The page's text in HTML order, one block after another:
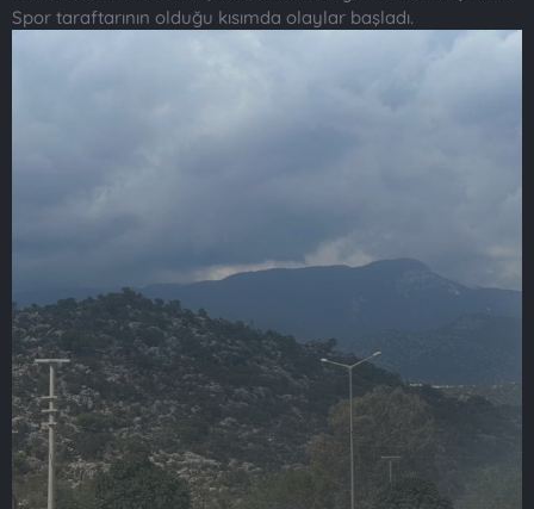
Spor taraftarının olduğu kısımda olaylar başladı.